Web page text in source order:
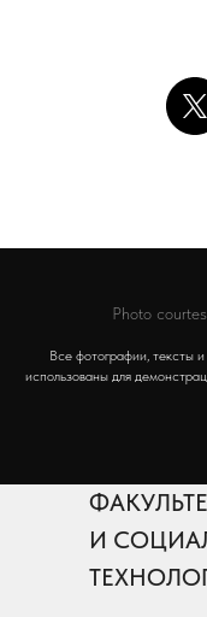
Photo
Все фотографии, тексты
использованы для
И